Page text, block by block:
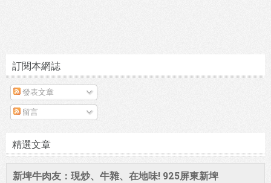
訂閱本網誌
發表文章
留言
精選文章
新埤牛肉友：現炒、牛雜、在地味! 925屏東新埤